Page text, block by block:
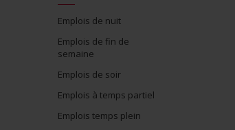
Emplois de nuit
Emplois de fin de
semaine
Emplois de soir
Emplois à temps partiel
Emplois temps plein